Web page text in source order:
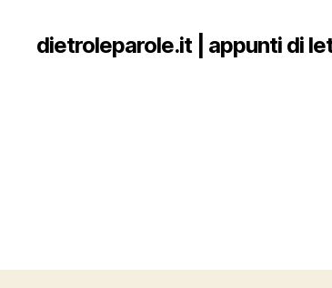
dietroleparole.it | appunti di